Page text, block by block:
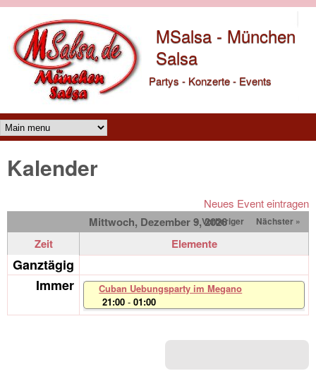
MSalsa - München
Salsa
Partys - Konzerte - Events
Main menu
Kalender
Neues Event eintragen
Mittwoch, Dezember 9, 2026
« Vorheriger Nächster »
Zeit Elemente
Ganztägig
Immer
Cuban Uebungsparty im Megano
21:00 -01:00